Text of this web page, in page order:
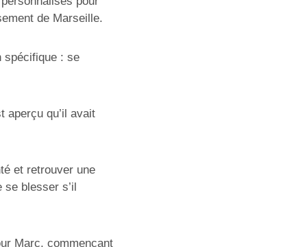
de Marseille.
spécifique : se
aperçu qu’il avait
et retrouver une
blesser s’il
Marc, commençant